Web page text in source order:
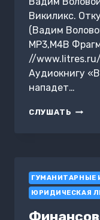
Викиликс.
(Вадим
MP3,M4B
//
Аудиокнигу
нападет…
СЛУШАТЬ
ГУМАНИТАРНЫЕ
ЮРИДИЧЕСКАЯ